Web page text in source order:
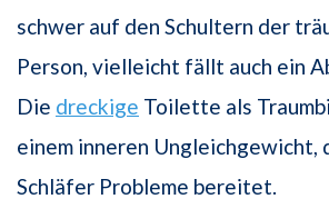
schwer auf den Schultern der
Person, vielleicht fällt auch ein
Die dreckige Toilette als
einem inneren Ungleichgewicht,
Schläfer Probleme bereitet.